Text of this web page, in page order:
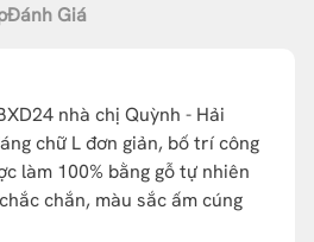
Đánh Giá
nhà chị Quỳnh - Hải
chữ L đơn giản, bố trí công
làm 100% bằng gỗ tự nhiên
chắn, màu sắc ấm cúng